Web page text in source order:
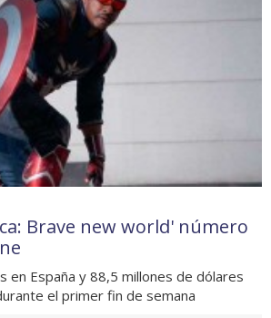
Brave new world' número
en España y 88,5 millones de dólares
el primer fin de semana